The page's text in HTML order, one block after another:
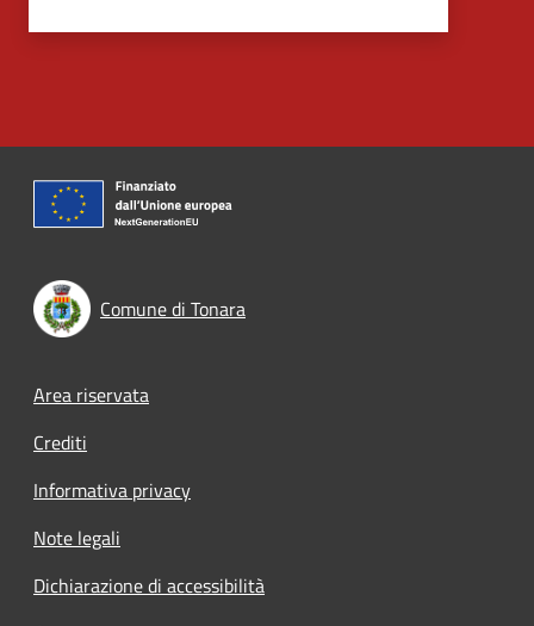
Comune di Tonara
Footer menu
Area riservata
Crediti
Informativa privacy
Note legali
Dichiarazione di accessibilità